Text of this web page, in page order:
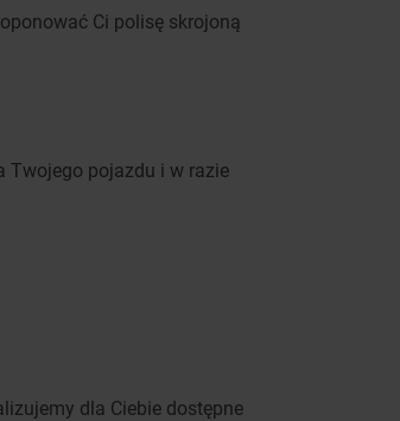
Ci polisę skrojoną
Twojego pojazdu i w razie
dla Ciebie dostępne